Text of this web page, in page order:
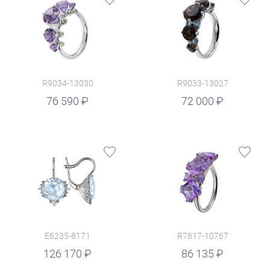
R9034-13030
76 590
R9033-13027
72 000
E6235-8171
126 170
R7817-10767
86 135
руб.